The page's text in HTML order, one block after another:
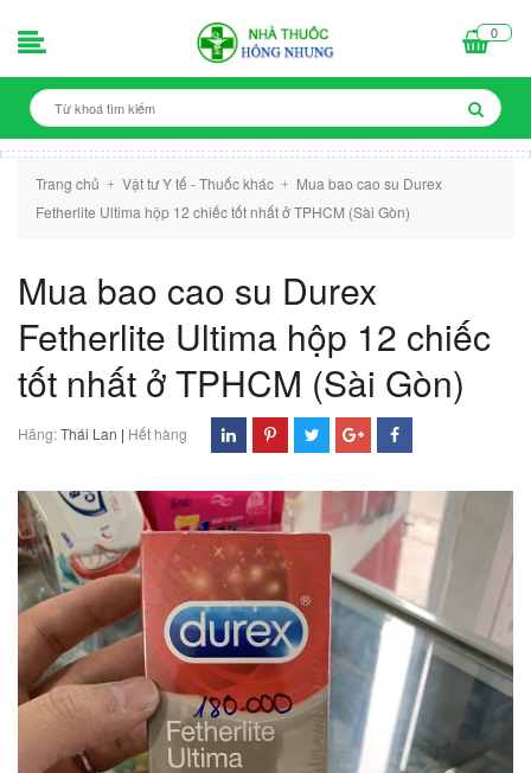
0
Trang chủ + Vật tư Y tế - Thuốc khác +
Mua bao cao su Durex
Fetherlite Ultima hộp 12 chiếc tốt nhất ở TPHCM (Sài Gòn)
Mua bao cao su Durex
Fetherlite Ultima hộp 12 chiếc
tốt nhất ở TPHCM (Sài Gòn)
Hãng:Thái Lan | Hết hàng